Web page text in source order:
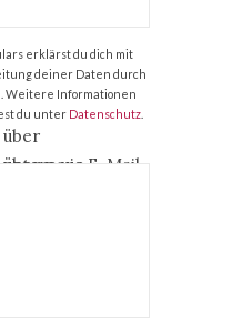
erklärst du dich mit
deiner Daten durch
Weitere Informationen
du unter Datenschutz
via E-Mail.
neue